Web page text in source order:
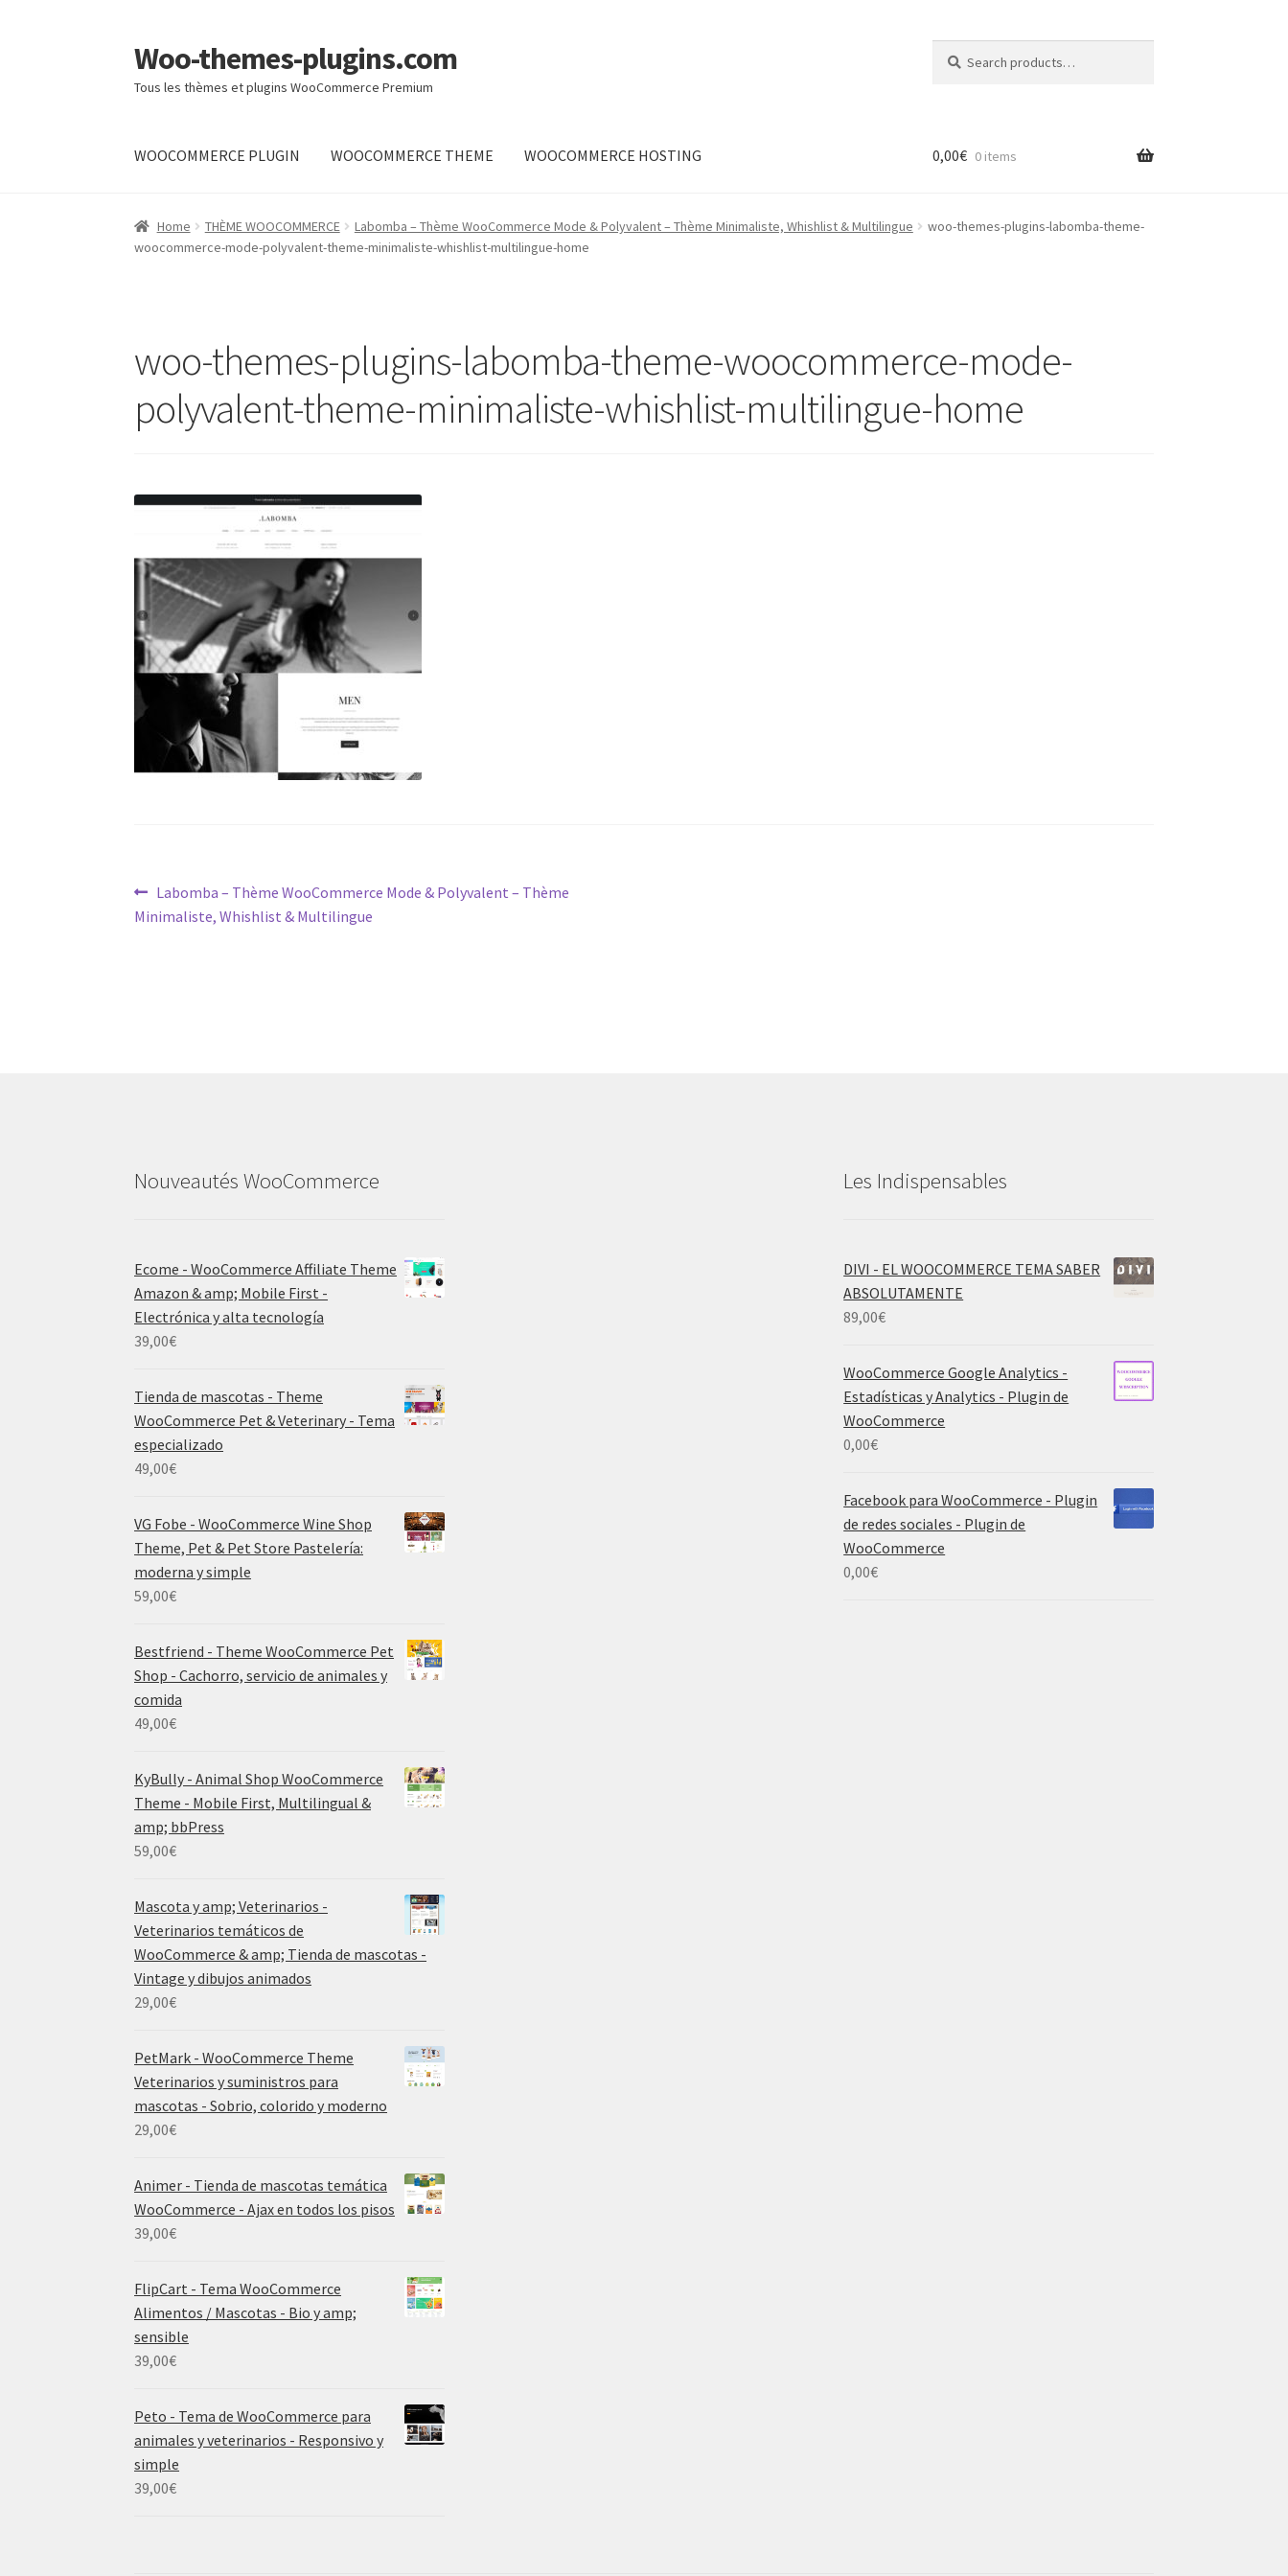
Skip
to
navigation
Skip
to
content
Woo-themes-plugins.com
Tous les thèmes et plugins WooCommerce Premium
for:
WOOCOMMERCE PLUGIN WOOCOMMERCE THEME WOOCOMMERCE HOSTING
Home
0,00€ 0 items
Home THÈME WOOCOMMERCE Labomba – Thème WooCommerce Mode & Polyvalent – Thème Minimaliste, Whishlist & Multilingue
woo-themes-plugins-labomba-theme-
woocommerce-mode-polyvalent-theme-minimaliste-whishlist-multilingue-home
woo-themes-plugins-labomba-theme-woocommerce-mode-
polyvalent-theme-minimaliste-whishlist-multilingue-home
Post
navigation
Previous
post:
Labomba – Thème WooCommerce Mode & Polyvalent – Thème
Minimaliste, Whishlist & Multilingue
Nouveautés WooCommerce
Ecome - WooCommerce Affiliate Theme
Amazon & amp; Mobile First -
Electrónica y alta tecnología
39,00€
Tienda de mascotas - Theme
WooCommerce Pet & Veterinary - Tema
especializado
49,00€
VG Fobe - WooCommerce Wine Shop
Theme, Pet & Pet Store Pastelería:
moderna y simple
59,00€
Bestfriend - Theme WooCommerce Pet
Shop - Cachorro, servicio de animales y
comida
49,00€
KyBully - Animal Shop WooCommerce
Theme - Mobile First, Multilingual &
amp; bbPress
59,00€
Mascota y amp; Veterinarios -
Veterinarios temáticos de
WooCommerce & amp; Tienda de mascotas -
Vintage y dibujos animados
29,00€
PetMark - WooCommerce Theme
Veterinarios y suministros para
mascotas - Sobrio, colorido y moderno
29,00€
Animer - Tienda de mascotas temática
WooCommerce - Ajax en todos los pisos
39,00€
FlipCart - Tema WooCommerce
Alimentos / Mascotas - Bio y amp;
sensible
39,00€
Peto - Tema de WooCommerce para
animales y veterinarios - Responsivo y
simple
39,00€
Les Indispensables
DIVI - EL WOOCOMMERCE TEMA SABER
ABSOLUTAMENTE
89,00€
WooCommerce Google Analytics -
Estadísticas y Analytics - Plugin de
WooCommerce
0,00€
Facebook para WooCommerce - Plugin
de redes sociales - Plugin de
WooCommerce
0,00€